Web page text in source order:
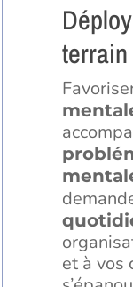
terrain
et à vos